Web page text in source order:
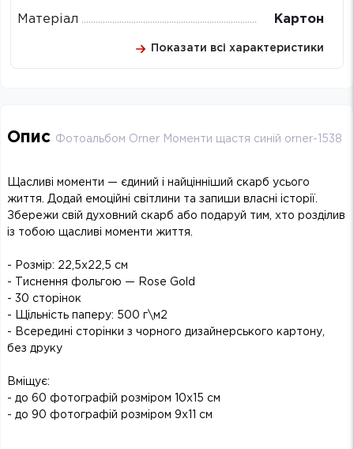
Матеріал Картон
Показати всі характеристики
Опис Фотоальбом Orner Моменти щастя синій orner-1538
Щасливі моменти — єдиний і найцінніший скарб усього
життя. Додай емоційні світлини та запиши власні історії.
Збережи свій духовний скарб або подаруй тим, хто розділив
із тобою щасливі моменти життя.
- Розмір: 22,5х22,5 см
- Тиснення фольгою — Rose Gold
- 30 сторінок
- Щільність паперу: 500 г\м2
- Всередині сторінки з чорного дизайнерського картону,
без друку
Вміщує:
- до 60 фотографій розміром 10x15 см
- до 90 фотографій розміром 9x11 см